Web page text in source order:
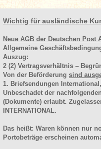
Wichtig für ausländische
Neue AGB der Deutschen Post
Allgemeine
Auszug:
2 (2) Vertragsverhältnis –
Von der Beförderung sind
1. Briefsendungen
Unbeschadet der
(Dokumente) erlaubt.
INTERNATIONAL.
Das heißt: Waren können nur
Portobeträge erscheinen